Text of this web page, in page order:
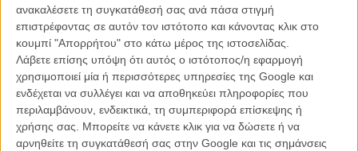
ανακαλέσετε τη συγκατάθεσή σας ανά πάσα στιγμή
επιστρέφοντας σε αυτόν τον ιστότοπο και κάνοντας κλικ στο
κουμπί "Απορρήτου" στο κάτω μέρος της ιστοσελίδας.
Λάβετε επίσης υπόψη ότι αυτός ο ιστότοπος/η εφαρμογή
χρησιμοποιεί μία ή περισσότερες υπηρεσίες της Google και
ενδέχεται να συλλέγει και να αποθηκεύει πληροφορίες που
περιλαμβάνουν, ενδεικτικά, τη συμπεριφορά επίσκεψης ή
χρήσης σας. Μπορείτε να κάνετε κλικ για να δώσετε ή να
αρνηθείτε τη συγκατάθεσή σας στην Google και τις σημάνσεις
Ματ Ντέιμον!
ΝΕΑ / 10 ΦΕΒ 2013/ Μανώλης Κρανάκης